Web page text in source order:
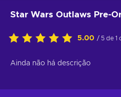
Star Wars Outlaws Pre-
5.00 / 5 de 1
Ainda não há descrição